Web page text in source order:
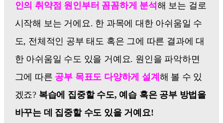
인의 취약점 원인부터 꼼꼼하게 분석 해 보는 걸로
시작해 보는 거에요. 한 과목에 대한 아쉬움일 수
도, 전체적인 공부 태도 혹은 그에 따른 결과에 대
한 아쉬움일 수도 있을 거예요. 원인을 파악하면
그에 따른 공부 목표도 다양하게 설계 해 볼 수 있
겠죠? 복습에 집중할 수도, 예습 혹은 공부 방법을
바꾸는 데 집중할 수도 있을 거예요!